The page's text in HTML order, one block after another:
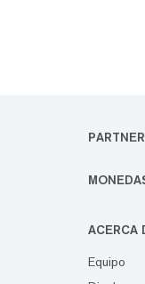
PARTNER
ACERCA
Equipo